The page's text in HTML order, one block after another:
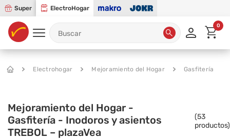
Super ElectroHogar
0
Electrohogar Mejoramiento del Hogar Gasfitería
Mejoramiento del Hogar -
Gasfitería - Inodoros y asientos
TREBOL – plazaVea
(53
productos)